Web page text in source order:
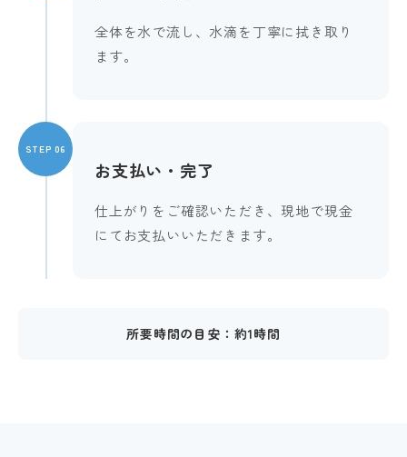
全体を水で流し、水滴を丁寧に拭き取り
ます。
STEP 06
お支払い・完了
仕上がりをご確認いただき、現地で現金
にてお支払いいただきます。
所要時間の目安：約1時間